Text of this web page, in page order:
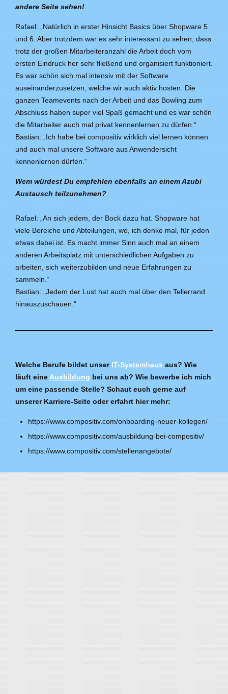
andere Seite sehen!
Rafael: „Natürlich in erster Hinsicht Basics über Shopware 5
und 6. Aber trotzdem war es sehr interessant zu sehen, dass
trotz der großen Mitarbeiteranzahl die Arbeit doch vom
ersten Eindruck her sehr fließend und organisiert funktioniert.
Es war schön sich mal intensiv mit der Software
auseinanderzusetzen, welche wir auch aktiv hosten. Die
ganzen Teamevents nach der Arbeit und das Bowling zum
Abschluss haben super viel Spaß gemacht und es war schön
die Mitarbeiter auch mal privat kennenlernen zu dürfen.“
Bastian: „Ich habe bei compositiv wirklich viel lernen können
und auch mal unsere Software aus Anwendersicht
kennenlernen dürfen.“
Wem würdest Du empfehlen ebenfalls an einem Azubi
Austausch teilzunehmen?
Rafael: „An sich jedem, der Bock dazu hat. Shopware hat
viele Bereiche und Abteilungen, wo, ich denke mal, für jeden
etwas dabei ist. Es macht immer Sinn auch mal an einem
anderen Arbeitsplatz mit unterschiedlichen Aufgaben zu
arbeiten, sich weiterzubilden und neue Erfahrungen zu
sammeln.“
Bastian: „Jedem der Lust hat auch mal über den Tellerrand
hinauszuschauen.“
Welche Berufe bildet unser IT-Systemhaus aus? Wie
läuft eine Ausbildung bei uns ab? Wie bewerbe ich mich
um eine passende Stelle? Schaut euch gerne auf
unserer Karriere-Seite oder erfahrt hier mehr:
https://www.compositiv.com/onboarding-neuer-kollegen/
https://www.compositiv.com/ausbildung-bei-compositiv/
https://www.compositiv.com/stellenangebote/